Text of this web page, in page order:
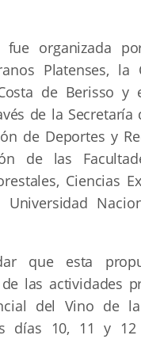
fue organizada
Platenses, la
de Berisso y
de la
de Deportes y
de las
Ciencias
que esta
las actividades
del Vino de
días 10, 11 y